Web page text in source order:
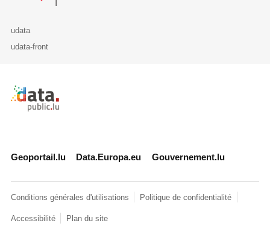
udata
udata-front
Retour à l'accueil de data.public.lu
Geoportail.lu Data.Europa.eu Gouvernement.lu
Conditions générales d'utilisations Politique de confidentialité
Accessibilité Plan du site